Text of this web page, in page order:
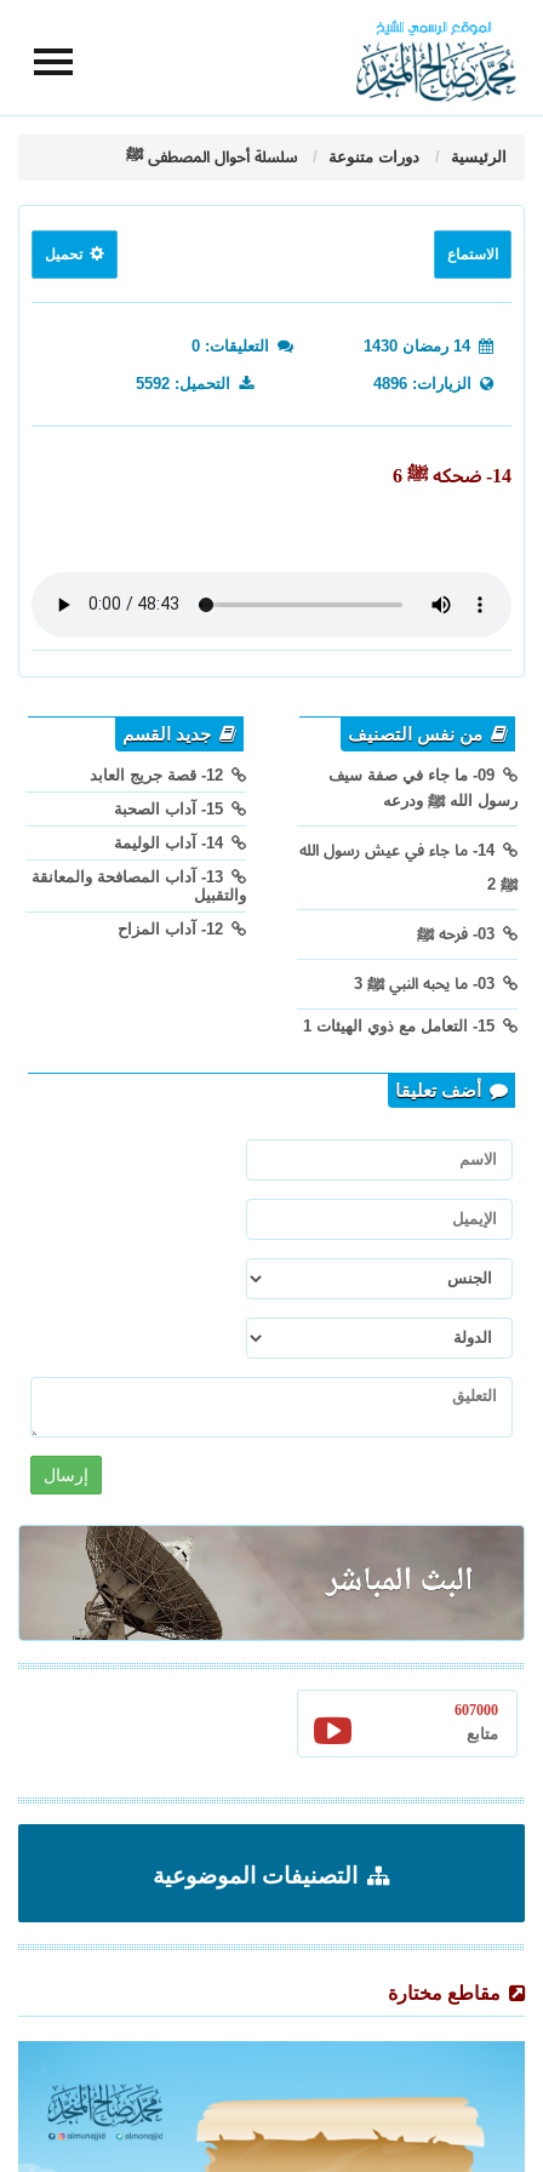
الرئيسية دورات متنوعة سلسلة أحوال المصطفى ﷺ
الاستماع تحميل
14 رمضان 1430 التعليقات: 0
الزيارات: 4896 التحميل: 5592
14- ضحكه ﷺ 6
من نفس التصنيف
09- ما جاء في صفة سيف
رسول الله ﷺ ودرعه
14- ما جاء في عيش رسول الله
ﷺ 2
جديد القسم
14- آداب الوليمة
13- آداب المصافحة والمعانقة
والتقبيل
أضف تعليقا
إرسال
607000
متابع
التصنيفات الموضوعية
مقاطع مختارة